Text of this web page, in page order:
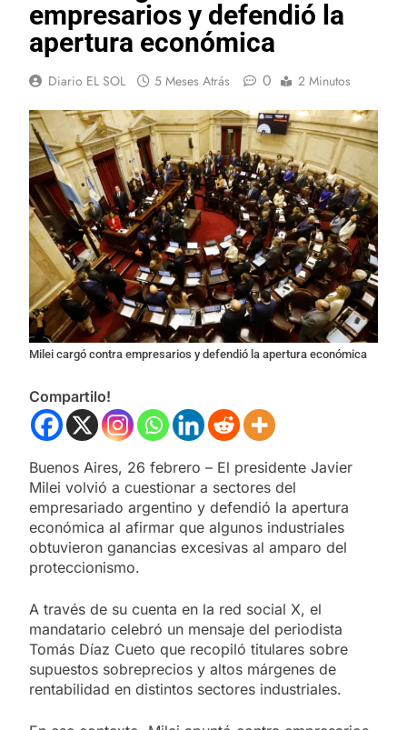
empresarios y defendió la
apertura económica
Diario EL SOL 5 Meses Atrás 0 2 Minutos
Milei cargó contra empresarios y defendió la apertura económica
Compartilo!
Buenos Aires, 26 febrero – El presidente Javier
Milei volvió a cuestionar a sectores del
empresariado argentino y defendió la apertura
económica al afirmar que algunos industriales
obtuvieron ganancias excesivas al amparo del
proteccionismo.
A través de su cuenta en la red social X, el
mandatario celebró un mensaje del periodista
Tomás Díaz Cueto que recopiló titulares sobre
supuestos sobreprecios y altos márgenes de
rentabilidad en distintos sectores industriales.